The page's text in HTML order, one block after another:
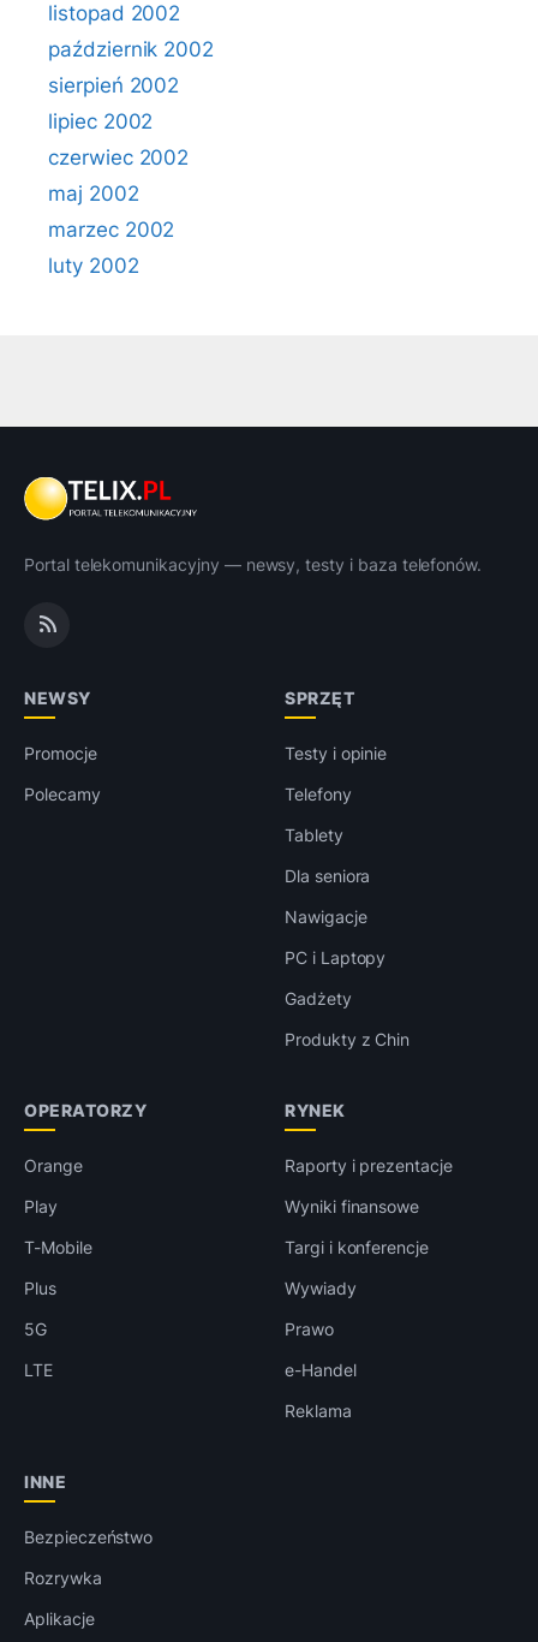
listopad 2002
październik 2002
sierpień 2002
lipiec 2002
czerwiec 2002
maj 2002
marzec 2002
luty 2002
Portal telekomunikacyjny — newsy, testy i baza telefonów.
NEWSY
Promocje
Polecamy
SPRZĘT
Testy i opinie
Telefony
Tablety
Dla seniora
Nawigacje
PC i Laptopy
Gadżety
Produkty z Chin
OPERATORZY
Orange
Play
T-Mobile
Plus
5G
LTE
RYNEK
Raporty i prezentacje
Wyniki finansowe
Targi i konferencje
Wywiady
Prawo
e-Handel
Reklama
INNE
Bezpieczeństwo
Rozrywka
Aplikacje